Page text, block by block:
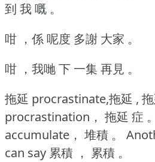
到 我 嘅 。
咁 ，係 呢度 多謝 大家 。
咁 ，我哋 下 一集 再見 。
拖延 procrastinate,拖延 ,
procrastination， 拖延 症 。
accumulate， 堆積 。
can say 累積 ， 累積 。